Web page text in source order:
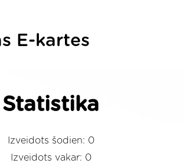
E-kartes
Statistika
Izveidots šodien: 0
Izveidots vakar: 0